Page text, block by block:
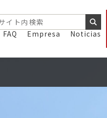
FAQ Empresa Noticias